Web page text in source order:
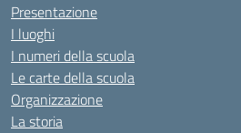
Presentazione
I luoghi
I numeri della scuola
Le carte della scuola
Organizzazione
La storia